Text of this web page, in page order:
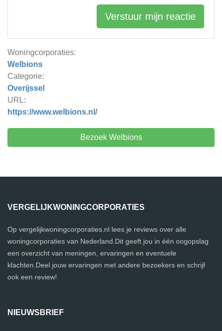
Woningcorporaties:
Welbions
Categorie:
Overijssel
URL:
https://www.welbions.nl/
Bezoek Welbions
Verstuur mijn reactie
VERGELIJKWONINGCORPORATIES
Op vergelijkwoningcorporaties.nl lees je reviews over alle
woningcorporaties van Nederland.Dit geeft jou in één oogopslag
een overzicht van meningen, ervaringen en eventuele
klachten.Deel jouw ervaringen met andere bezoekers en schrijf
ook een review!
NIEUWSBRIEF